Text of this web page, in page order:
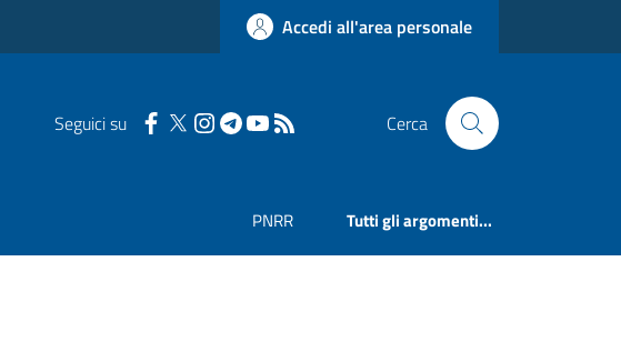
Accedi all'area personale
Seguici su Cerca
PNRR Tutti gli argomenti...